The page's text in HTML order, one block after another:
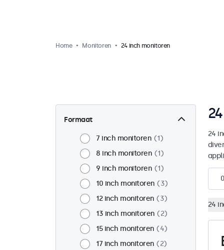
Home Monitoren 24 inch monitoren
Formaat
7 inch monitoren
1
8 inch monitoren
1
9 inch monitoren
1
10 inch monitoren
3
12 inch monitoren
3
13 inch monitoren
2
15 inch monitoren
4
17 inch monitoren
2
24
0
24